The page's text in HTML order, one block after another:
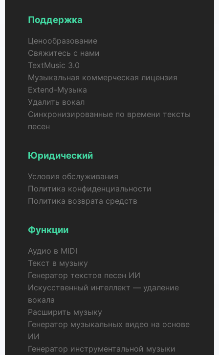
Поддержка
Ценообразование
Свяжитесь с нами
TextMusic 3.0
Музыкальная коммерческая лицензия
Extend-Музыка
Удалить вокал
Синхронизированные по времени тексты
песен
Юридический
Условия обслуживания
Политика конфиденциальности
Политика возврата средств
Функции
Аудио в MIDI
Текст в музыку
Генератор текстов песен ИИ
Искусственный интеллект — удаление
вокала
Расширить музыку
Генератор музыкальных видео на основе
ИИ
Генератор инструментальной музыки